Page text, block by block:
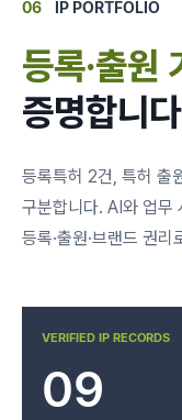
06 IP PORTFOLIO
등록·출원
증명합니
등록특허 2건, 특허 출
구분합니다. AI와 업무
등록·출원·브랜드 권
VERIFIED IP RECORDS
09